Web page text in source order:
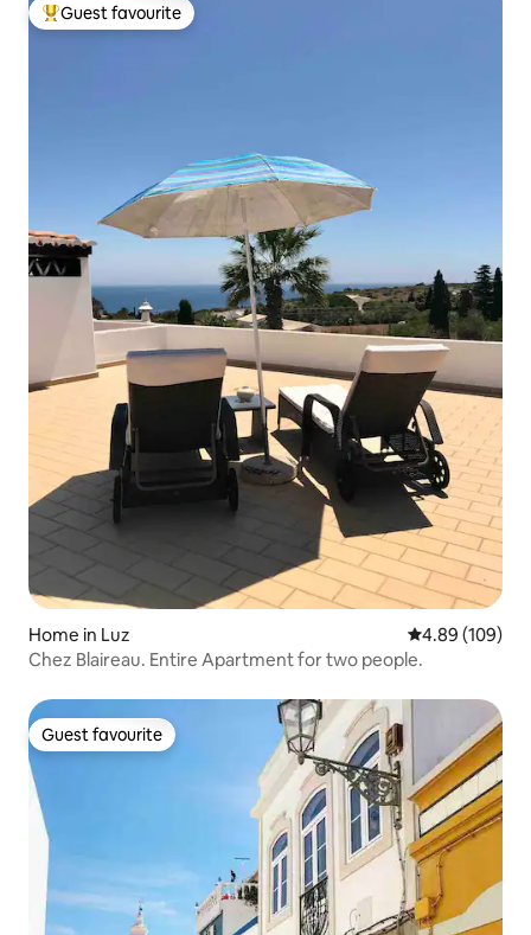
Top guest favourite
Guest favourite
Home in Luz 4.89 out of 5
4.89 (109)
Chez Blaireau. Entire Apartment for two people.
Guest favourite
Guest favourite